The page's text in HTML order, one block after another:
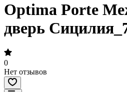
Optima Porte
дверь
0
Нет отзывов